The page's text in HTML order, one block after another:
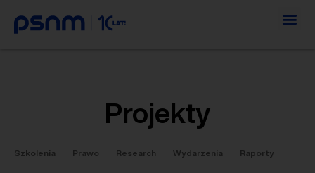
Projekty
Szkolenia Prawo Research Wydarzenia Raporty